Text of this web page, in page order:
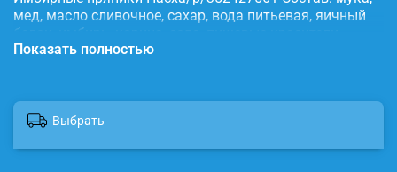
мед, масло сливочное, сахар, вода питьевая, яичный
белок, имбирь, корица, сода, пищевые красители.
Показать полностью
Выбрать